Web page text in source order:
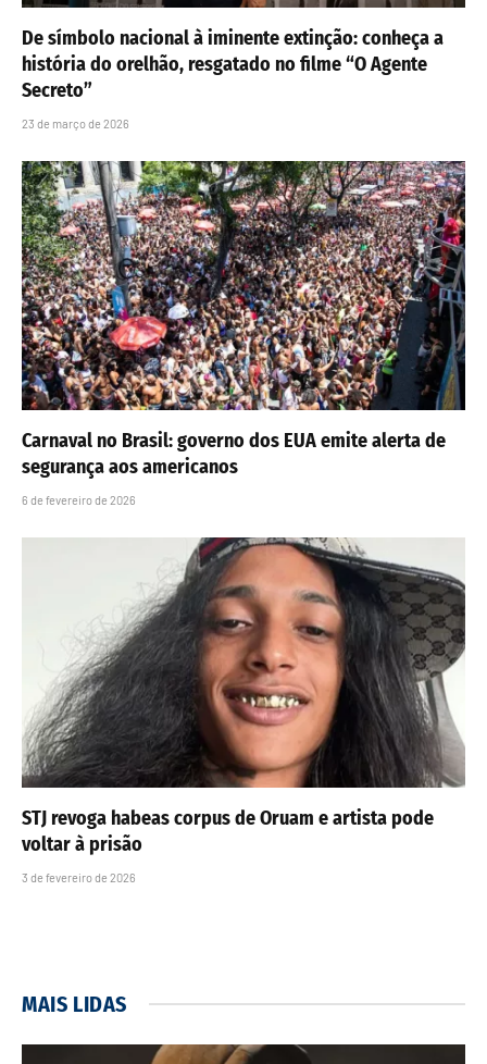
De símbolo nacional à iminente extinção: conheça a
história do orelhão, resgatado no filme “O Agente
Secreto”
23 de março de 2026
Carnaval no Brasil: governo dos EUA emite alerta de
segurança aos americanos
6 de fevereiro de 2026
STJ revoga habeas corpus de Oruam e artista pode
voltar à prisão
3 de fevereiro de 2026
MAIS LIDAS